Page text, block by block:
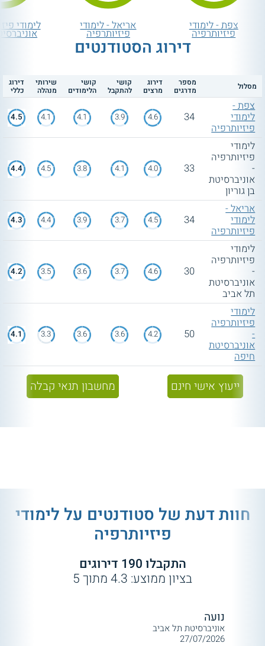
צפת - לימודי
פיזיותרפיה
אריאל - לימודי
פיזיותרפיה
לימודי
דירוג הסטודנטים
מסלול מספר
מדרגים
דירוג
מרצים
קושי
להתקבל
קושי
הלימודים
שירותי
מנהלה
דירוג
כללי
צפת -
לימודי
פיזיותרפיה
34
4.6
3.9
4.1
4.1
4.5
לימודי
פיזיותרפיה
-
אוניברסיטת
בן גוריון
33
4.0
4.1
3.8
4.5
4.4
אריאל -
לימודי
פיזיותרפיה
34
4.5
3.7
3.9
4.4
4.3
לימודי
פיזיותרפיה
-
אוניברסיטת
תל אביב
30
4.6
3.7
3.6
3.5
4.2
לימודי
פיזיותרפיה
-
אוניברסיטת
חיפה
50
4.2
3.6
3.6
3.3
4.1
ייעוץ אישי חינם מחשבון תנאי קבלה
חוות דעת של סטודנטים על לימודי
פיזיותרפיה
התקבלו 190 דירוגים
בציון ממוצע: 4.3מתוך5
נועה
אוניברסיטת תל אביב
27/07/2026